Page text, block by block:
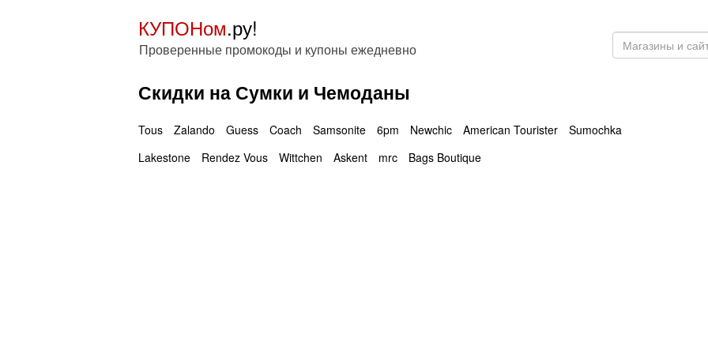
КУПОНом.ру!
Проверенные промокоды и купоны ежедневно
Скидки на Сумки и Чемоданы
Tous Zalando Guess Coach Samsonite 6pm Newchic American Tourister
Sumochka
Lakestone
Rendez Vous Wittchen Askent mrc Bags Boutique